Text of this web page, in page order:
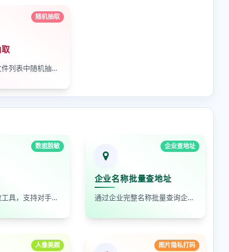
随机抽取
免费在线从文件列表中随机抽取文件。
数据脱敏
在线数据脱敏工具，支持对手机号、身份证号、姓名、邮箱等敏感数据进行批量脱敏处理，保护隐私安全
企业查地址
企业名称批量查地址
通过企业完整名称批量查询企业地址，支持查看默认地址、年报地址和注册地址，适合企业资料整理和工商信息核对
人像美颜 图片隐私打码